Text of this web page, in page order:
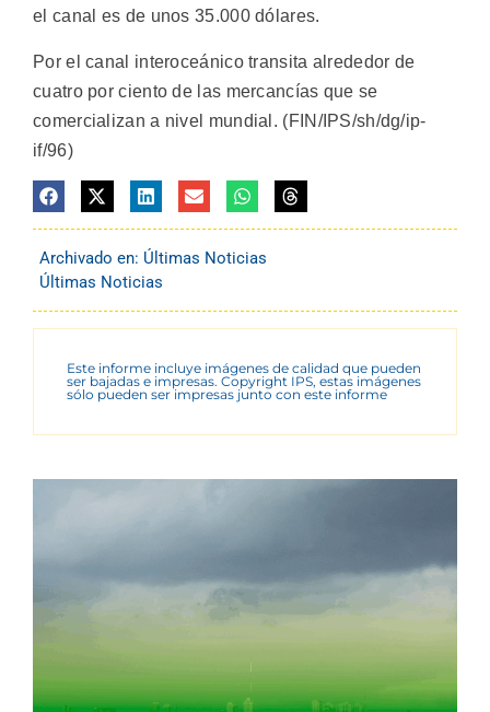
el canal es de unos 35.000 dólares.
Por el canal interoceánico transita alrededor de
cuatro por ciento de las mercancías que se
comercializan a nivel mundial. (FIN/IPS/sh/dg/ip-
if/96)
Archivado en: Últimas Noticias
Últimas Noticias
Este informe incluye imágenes de calidad que pueden
ser bajadas e impresas. Copyright IPS, estas imágenes
sólo pueden ser impresas junto con este informe